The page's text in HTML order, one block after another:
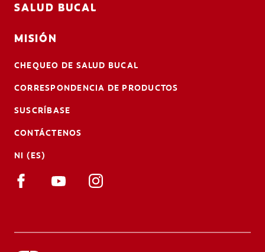
SALUD BUCAL
MISIÓN
CHEQUEO DE SALUD BUCAL
CORRESPONDENCIA DE PRODUCTOS
SUSCRÍBASE
CONTÁCTENOS
NI (ES)